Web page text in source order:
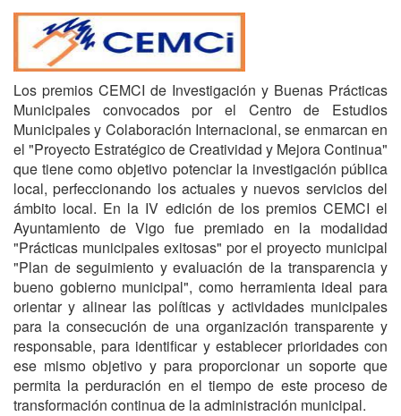
Los premios CEMCI de Investigación y Buenas Prácticas
Municipales convocados por el Centro de Estudios
Municipales y Colaboración Internacional, se enmarcan en
el "Proyecto Estratégico de Creatividad y Mejora Continua"
que tiene como objetivo potenciar la investigación pública
local, perfeccionando los actuales y nuevos servicios del
ámbito local. En la IV edición de los premios CEMCI el
Ayuntamiento de Vigo fue premiado en la modalidad
"Prácticas municipales exitosas" por el proyecto municipal
"Plan de seguimiento y evaluación de la transparencia y
bueno gobierno municipal", como herramienta ideal para
orientar y alinear las políticas y actividades municipales
para la consecución de una organización transparente y
responsable, para identificar y establecer prioridades con
ese mismo objetivo y para proporcionar un soporte que
permita la perduración en el tiempo de este proceso de
transformación continua de la administración municipal.